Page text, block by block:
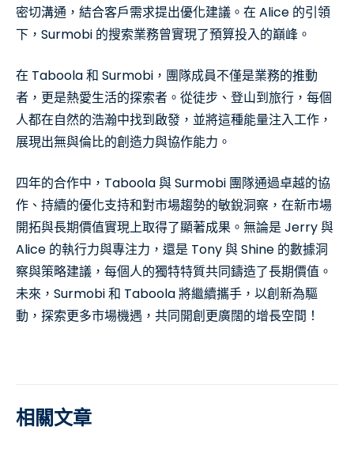
密切溝通，結合客戶需求提出優化建議。在 Alice 的引領
下，Surmobi 的搜索業務曾實現了預算投入的巔峰。
在 Taboola 和 Surmobi，團隊成員不僅是業務的推動
者，更是熱愛生活的探索者。從徒步、登山到旅行，每個
人都在自然的浩瀚中找到啟發，並將這種能量注入工作，
展現出無與倫比的創造力與協作能力。
四年的合作中，Taboola 與 Surmobi 團隊通過卓越的協
作、持續的優化支持和對市場趨勢的敏銳洞察，在新市場
開拓與長期價值實現上取得了顯著成果。無論是 Jerry 與
Alice 的執行力與專注力，還是 Tony 與 Shine 的數據洞
察與策略建議，每個人的獨特特質共同鑄造了長期價值。
未來，Surmobi 和 Taboola 將繼續攜手，以創新為驅
動，探索更多市場機遇，共同開創更廣闊的增長空間！
相關文章